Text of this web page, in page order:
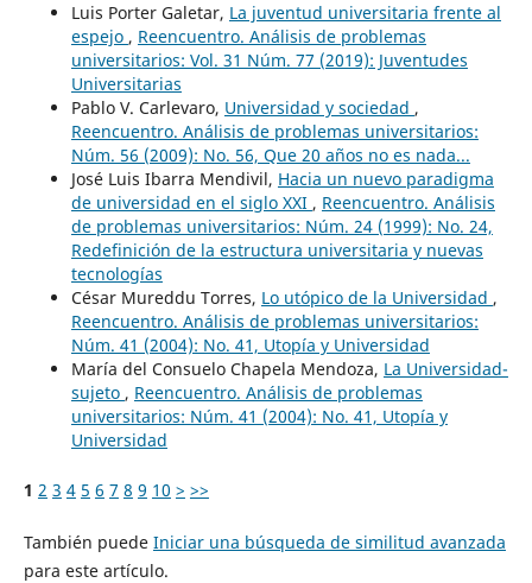
Luis Porter Galetar, La juventud universitaria frente al
espejo , Reencuentro. Análisis de problemas
universitarios: Vol. 31 Núm. 77 (2019): Juventudes
Universitarias
Pablo V. Carlevaro, Universidad y sociedad ,
Reencuentro. Análisis de problemas universitarios:
Núm. 56 (2009): No. 56, Que 20 años no es nada...
José Luis Ibarra Mendivil, Hacia un nuevo paradigma
de universidad en el siglo XXI , Reencuentro. Análisis
de problemas universitarios: Núm. 24 (1999): No. 24,
Redefinición de la estructura universitaria y nuevas
tecnologías
César Mureddu Torres, Lo utópico de la Universidad ,
Reencuentro. Análisis de problemas universitarios:
Núm. 41 (2004): No. 41, Utopía y Universidad
María del Consuelo Chapela Mendoza, La Universidad-
sujeto , Reencuentro. Análisis de problemas
universitarios: Núm. 41 (2004): No. 41, Utopía y
Universidad
1 2 3 4 5 6 7 8 9 10 > >>
También puede Iniciar una búsqueda de similitud avanzada
para este artículo.